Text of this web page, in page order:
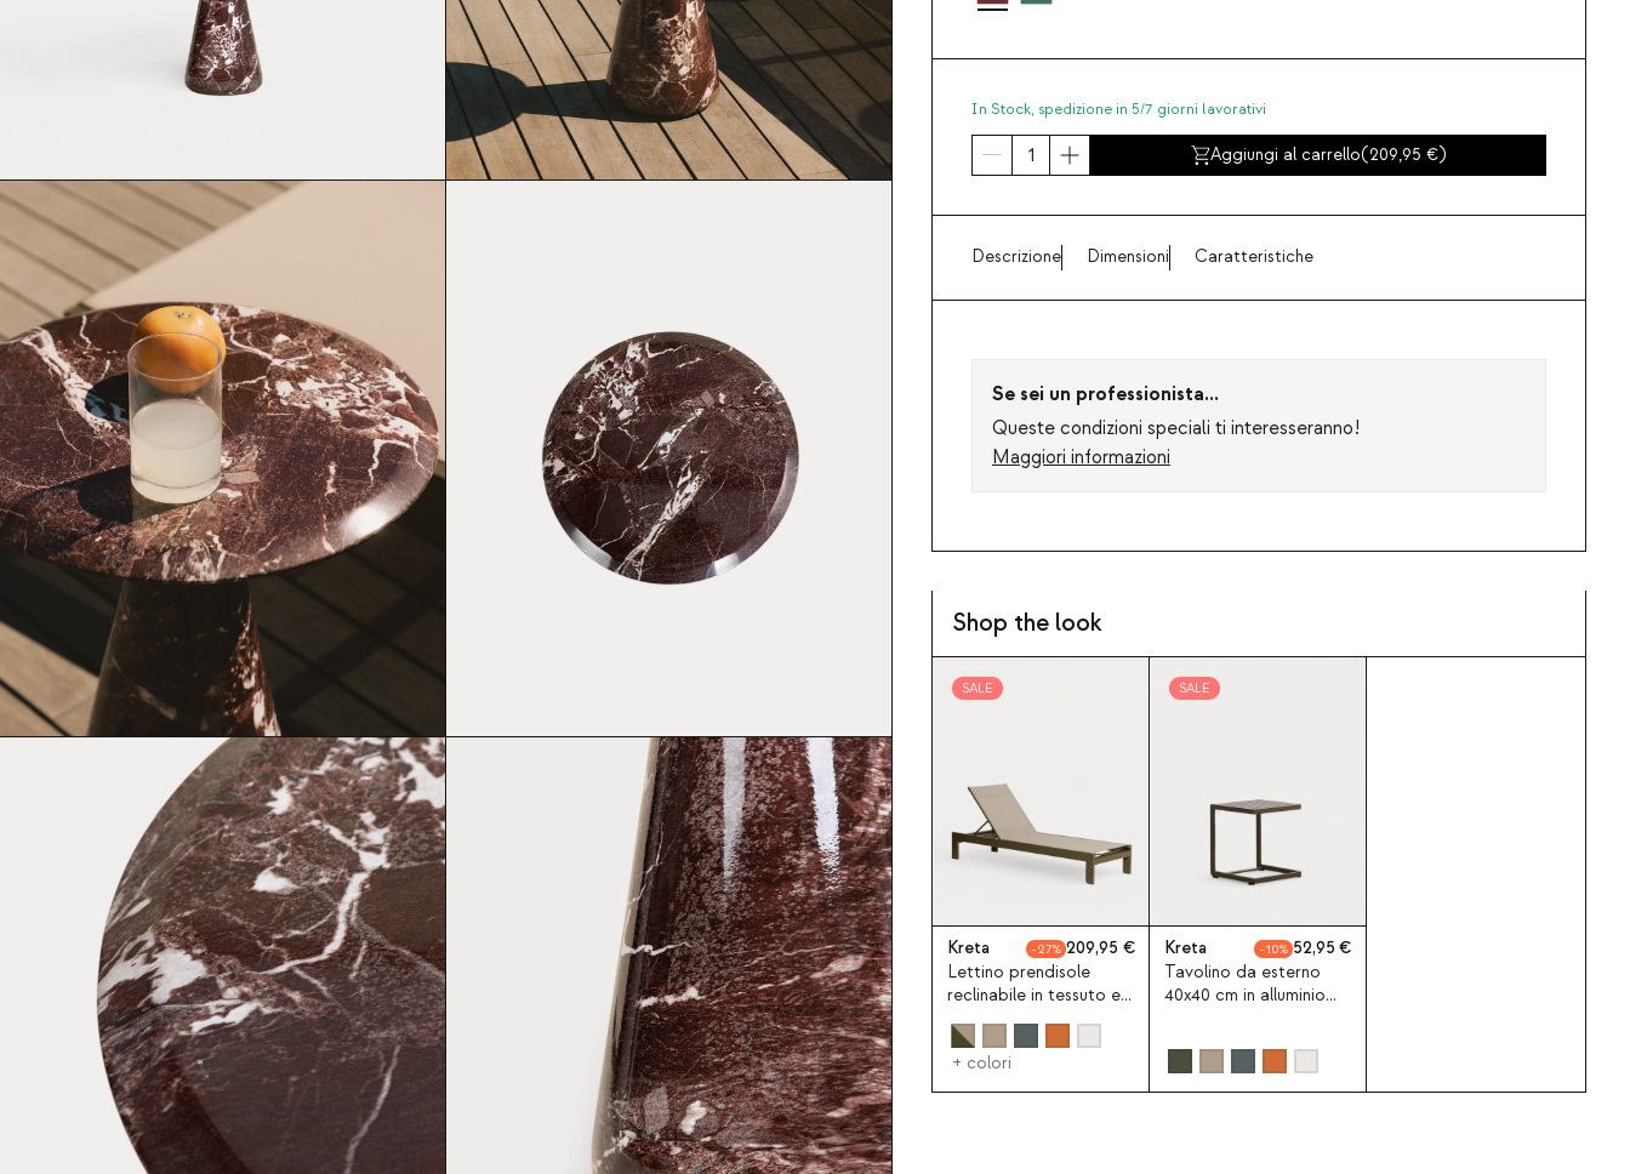
In Stock, spedizione in 5/7 giorni lavorativi
Aggiungi al carrello(209,95 )
Descrizione Dimensioni Caratteristiche
Se sei un professionista...
Queste condizioni speciali ti interesseranno!
Maggiori informazioni
Shop the look
SALE
Kreta 27
209,95
Lettino prendisole
reclinabile in tessuto e
alluminio New Kreta
+ colori
SALE
Kreta 10
52,95
Tavolino da esterno
40x40 cm in alluminio